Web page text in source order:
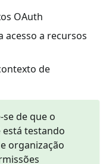
OAuth
acesso a recursos
de
de que o
testando
organização